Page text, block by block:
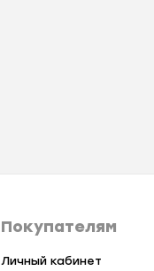
Покупателям
Личный кабинет